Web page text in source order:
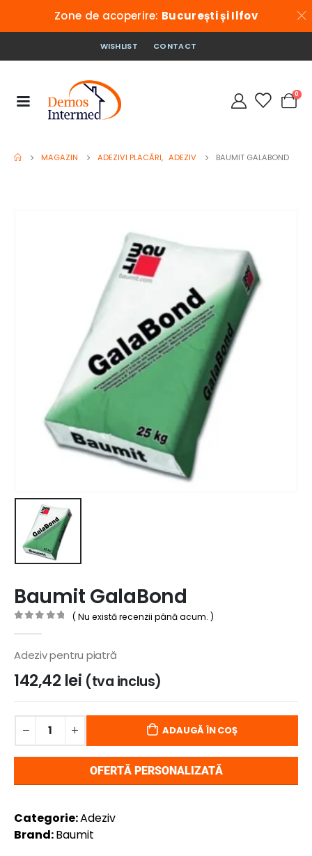
Zone de acoperire: București și Ilfov
WISHLIST CONTACT
0
MAGAZIN ADEZIVI PLACĂRI, ADEZIV BAUMIT GALABOND
Baumit GalaBond
( Nu există recenzii până acum. )
Adeziv pentru piatră
142,42 lei (tva inclus)
ADAUGĂ ÎN COȘ
OFERTĂ PERSONALIZATĂ
Categorie:Adeziv
Brand:Baumit